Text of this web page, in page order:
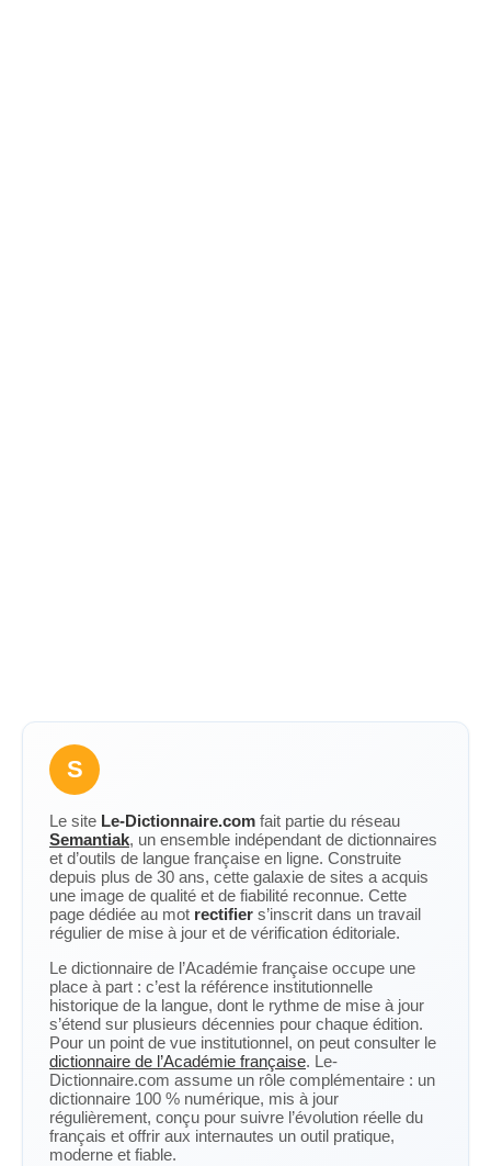
S
Le site Le-Dictionnaire.com fait partie du réseau
Semantiak, un ensemble indépendant de dictionnaires
et d’outils de langue française en ligne. Construite
depuis plus de 30 ans, cette galaxie de sites a acquis
une image de qualité et de fiabilité reconnue. Cette
page dédiée au mot rectifier s’inscrit dans un travail
régulier de mise à jour et de vérification éditoriale.
Le dictionnaire de l’Académie française occupe une
place à part : c’est la référence institutionnelle
historique de la langue, dont le rythme de mise à jour
s’étend sur plusieurs décennies pour chaque édition.
Pour un point de vue institutionnel, on peut consulter le
dictionnaire de l’Académie française. Le-
Dictionnaire.com assume un rôle complémentaire : un
dictionnaire 100 % numérique, mis à jour
régulièrement, conçu pour suivre l’évolution réelle du
français et offrir aux internautes un outil pratique,
moderne et fiable.